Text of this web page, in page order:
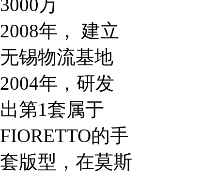
3000万
2008年， 建立
无锡物流基地
2004年，研发
出第1套属于
FIORETTO的手
套版型，在莫斯